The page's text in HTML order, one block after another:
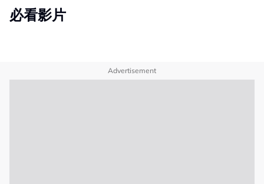
必看影片
Advertisement